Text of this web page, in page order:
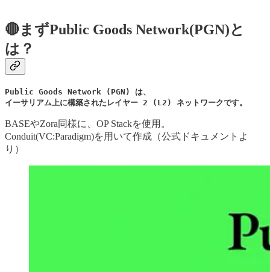
🔴まずPublic Goods Network(PGN)と
は？
Public Goods Network (PGN) は、
イーサリアム上に構築されたレイヤー 2 (L2) ネットワークです。
BASEやZora同様に、OP Stackを使用。
Conduit(VC:Paradigm)を用いて作成（公式ドキュメントよ
り）